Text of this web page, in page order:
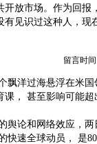
放市场。作为回报
见识过这种人，现
留言时间
飘洋过海悬浮在米
， 甚至影响可能
舆论和网络效应，
快速全球动员， 是